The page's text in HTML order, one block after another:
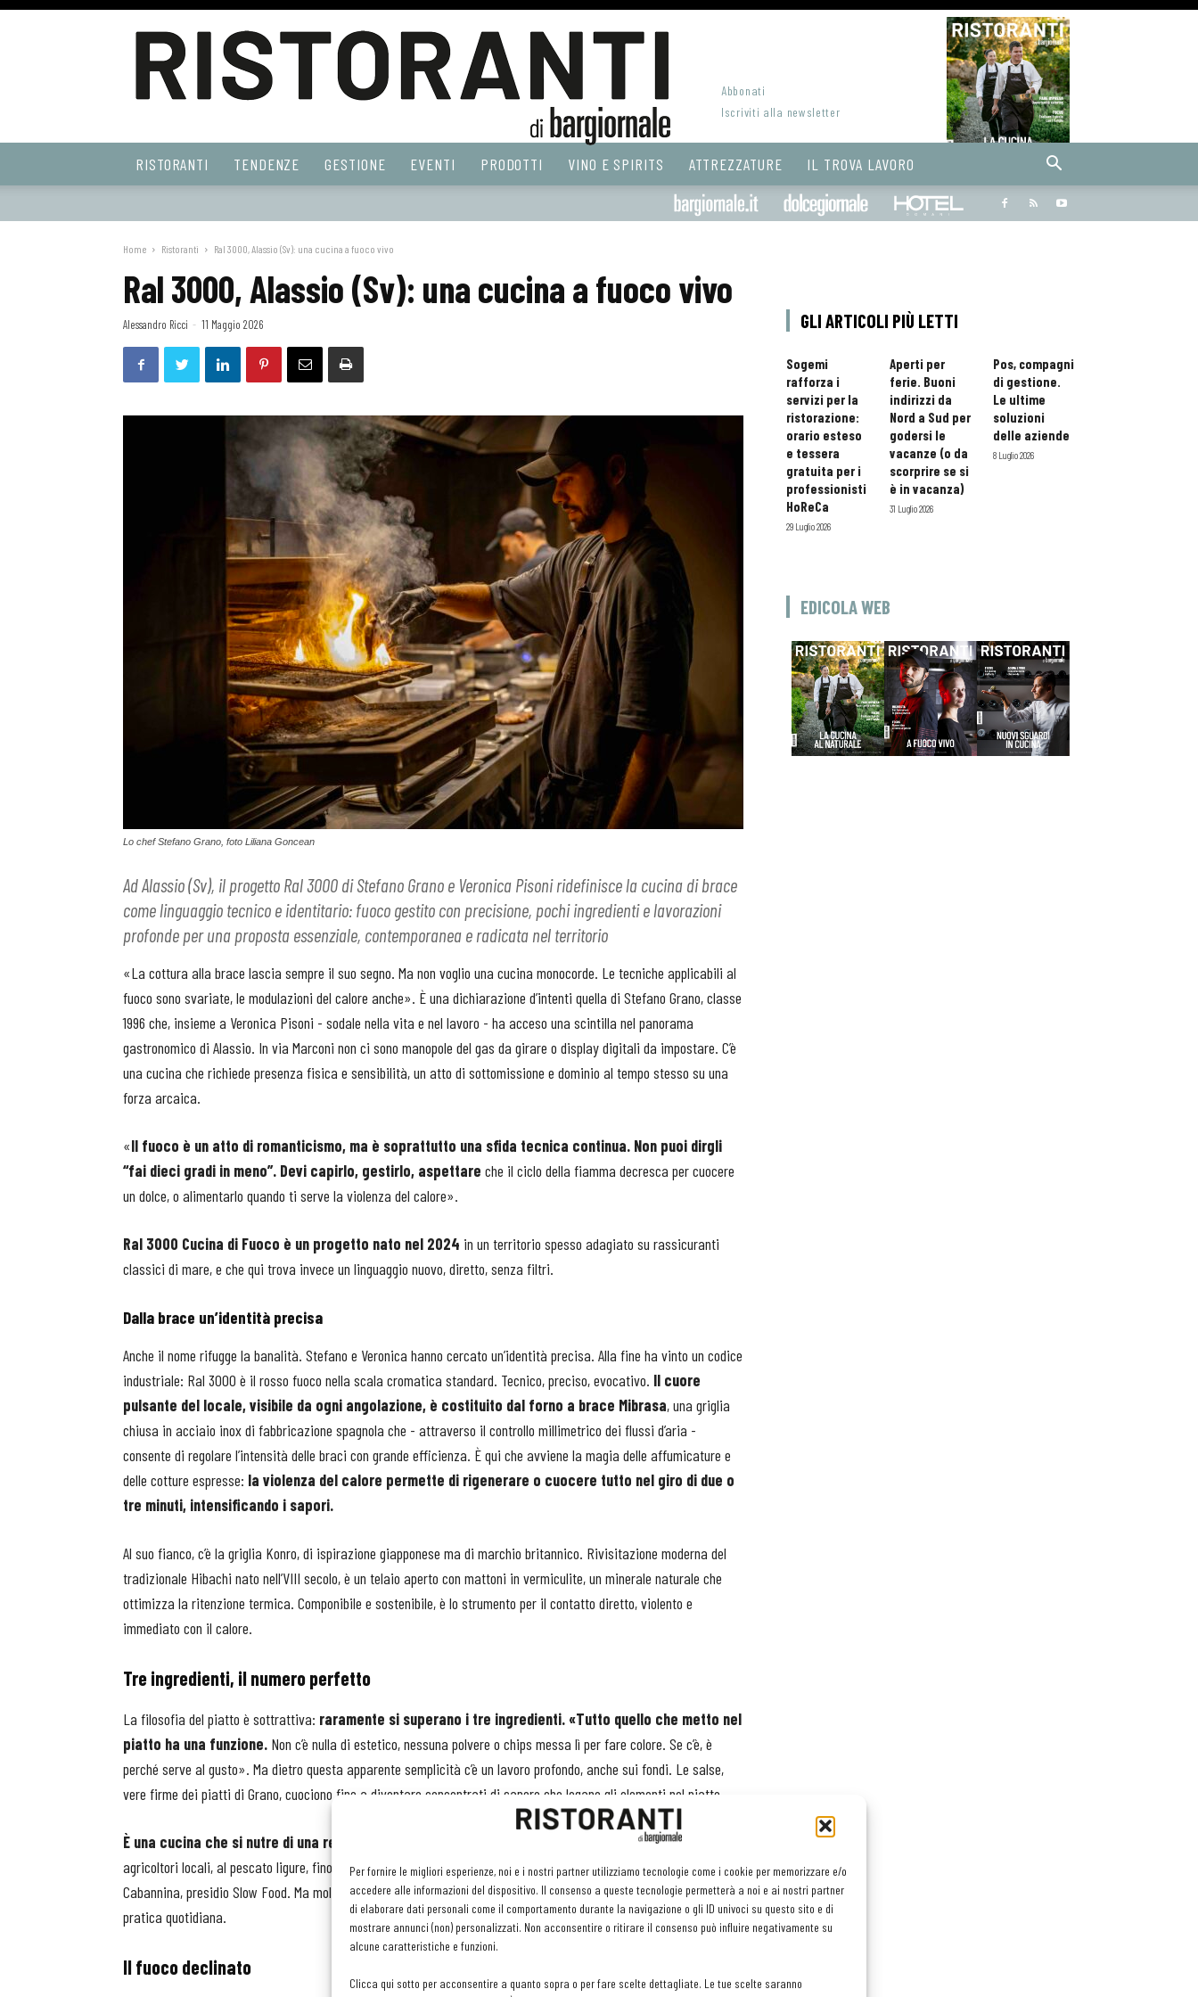
Per fornire le migliori esperienze, noi e i nostri partner utilizziamo tecnologie come i cookie per memorizzare e/o
accedere alle informazioni del dispositivo. Il consenso a queste tecnologie permetterà a noi e ai nostri partner
di elaborare dati personali come il comportamento durante la navigazione o gli ID univoci su questo sito e di
mostrare annunci (non) personalizzati. Non acconsentire o ritirare il consenso può influire negativamente su
alcune caratteristiche e funzioni.
Clicca qui sotto per acconsentire a quanto sopra o per fare scelte dettagliate. Le tue scelte saranno
Web
Abbonati
Iscriviti alla newsletter
RISTORANTI TENDENZE GESTIONE EVENTI PRODOTTI VINO E SPIRITS ATTREZZATURE IL TROVA LAVORO
Bargiornale dolcegiornale
Home Ristoranti Ral 3000, Alassio (Sv): una cucina a fuoco vivo
Ral 3000, Alassio (Sv): una cucina a fuoco vivo
Alessandro Ricci - 11 Maggio 2026
Lo chef Stefano Grano, foto Liliana Goncean
Ad Alassio (Sv), il progetto Ral 3000 di Stefano Grano e Veronica Pisoni ridefinisce la cucina di brace
come linguaggio tecnico e identitario: fuoco gestito con precisione, pochi ingredienti e lavorazioni
profonde per una proposta essenziale, contemporanea e radicata nel territorio
«La cottura alla brace lascia sempre il suo segno. Ma non voglio una cucina monocorde. Le tecniche applicabili al
fuoco sono svariate, le modulazioni del calore anche». È una dichiarazione d’intenti quella di Stefano Grano, classe
1996 che, insieme a Veronica Pisoni - sodale nella vita e nel lavoro - ha acceso una scintilla nel panorama
gastronomico di Alassio. In via Marconi non ci sono manopole del gas da girare o display digitali da impostare. C’è
una cucina che richiede presenza fisica e sensibilità, un atto di sottomissione e dominio al tempo stesso su una
forza arcaica.
«Il fuoco è un atto di romanticismo, ma è soprattutto una sfida tecnica continua. Non puoi dirgli
“fai dieci gradi in meno”. Devi capirlo, gestirlo, aspettare che il ciclo della fiamma decresca per cuocere
un dolce, o alimentarlo quando ti serve la violenza del calore».
Ral 3000 Cucina di Fuoco è un progetto nato nel 2024 in un territorio spesso adagiato su rassicuranti
classici di mare, e che qui trova invece un linguaggio nuovo, diretto, senza filtri.
Dalla brace un’identità precisa
Anche il nome rifugge la banalità. Stefano e Veronica hanno cercato un’identità precisa. Alla fine ha vinto un codice
industriale: Ral 3000 è il rosso fuoco nella scala cromatica standard. Tecnico, preciso, evocativo. Il cuore
pulsante del locale, visibile da ogni angolazione, è costituito dal forno a brace Mibrasa, una griglia
chiusa in acciaio inox di fabbricazione spagnola che - attraverso il controllo millimetrico dei flussi d’aria -
consente di regolare l’intensità delle braci con grande efficienza. È qui che avviene la magia delle affumicature e
delle cotture espresse: la violenza del calore permette di rigenerare o cuocere tutto nel giro di due o
tre minuti, intensificando i sapori.
Al suo fianco, c’è la griglia Konro, di ispirazione giapponese ma di marchio britannico. Rivisitazione moderna del
tradizionale Hibachi nato nell’VIII secolo, è un telaio aperto con mattoni in vermiculite, un minerale naturale che
ottimizza la ritenzione termica. Componibile e sostenibile, è lo strumento per il contatto diretto, violento e
immediato con il calore.
Tre ingredienti, il numero perfetto
La filosofia del piatto è sottrattiva: raramente si superano i tre ingredienti. «Tutto quello che metto nel
piatto ha una funzione. Non c’è nulla di estetico, nessuna polvere o chips messa lì per fare colore. Se c’è, è
perché serve al gusto». Ma dietro questa apparente semplicità c’è un lavoro profondo, anche sui fondi. Le salse,
vere firme dei piatti di Grano, cuociono fino a diventare concentrati di sapore che legano gli elementi nel piatto.
È una cucina che si nutre di una rete di produttori selezionati:
dalle verdure biodinamiche di piccoli
agricoltori locali, al pescato ligure, fino ai formaggi e le carni di Cornus, azienda agricola che lavora con la razza
Cabannina, presidio Slow Food. Ma molto arriva anche dalla raccolta diretta: il foraging non è una moda, ma una
pratica quotidiana.
Il fuoco declinato
GLI ARTICOLI PIÙ LETTI
Sogemi
rafforza i
servizi per la
ristorazione:
orario esteso
e tessera
gratuita per i
professionisti
HoReCa
29 Luglio 2026
Aperti per
ferie. Buoni
indirizzi da
Nord a Sud per
godersi le
vacanze (o da
scorprire se si
è in vacanza)
31 Luglio 2026
Pos, compagni
di gestione.
Le ultime
soluzioni
delle aziende
8 Luglio 2026
EDICOLA WEB